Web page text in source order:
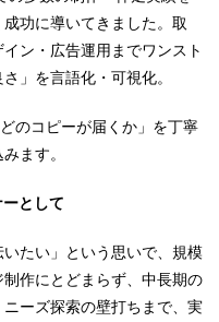
功に導いてきました。取
ン・広告運用までワンスト
」を言語化・可視化。
のコピーが届くか」を丁寧
ます。
として
たい」という思いで、規模
作にとどまらず、中長期の
ーズ探索の壁打ちまで、実